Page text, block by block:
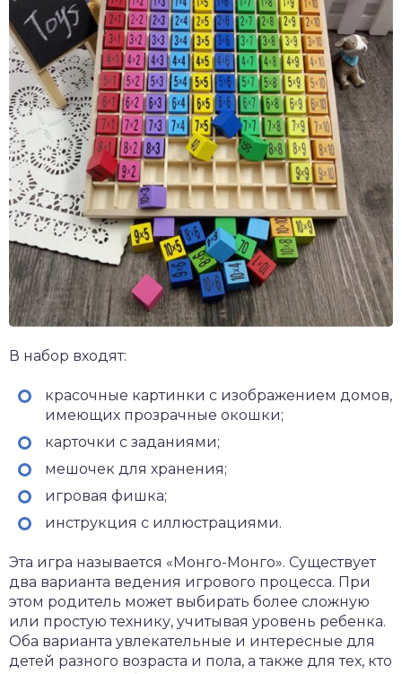
В набор входят:
красочные картинки с изображением домов,
имеющих прозрачные окошки;
карточки с заданиями;
мешочек для хранения;
игровая фишка;
инструкция с иллюстрациями.
Эта игра называется «Монго-Монго». Существует
два варианта ведения игрового процесса. При
этом родитель может выбирать более сложную
или простую технику, учитывая уровень ребенка.
Оба варианта увлекательные и интересные для
детей разного возраста и пола, а также для тех, кто